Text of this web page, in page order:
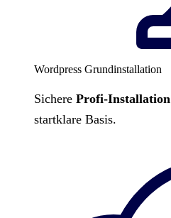
Wordpress Grundinstallation
Sichere Profi-Installation
startklare Basis.